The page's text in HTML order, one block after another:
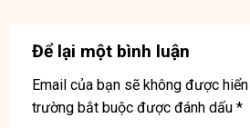
Để lại một bình luận
Email của bạn sẽ không được
trường bắt buộc được đánh dấu *